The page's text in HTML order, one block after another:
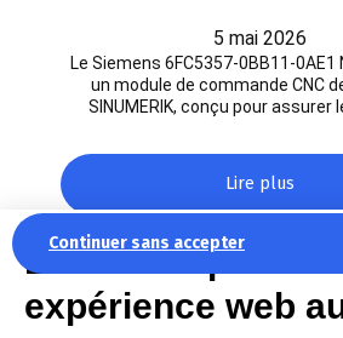
Continuer sans accepter
La recette pour une
expérience web
5 mai 2026
Le Siemens 6FC5357-0BB11-0AE1
un module de commande CNC
SINUMERIK, conçu pour assurer
Lire plus